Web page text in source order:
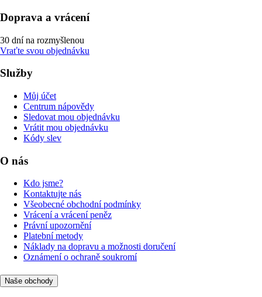
Doprava a vrácení
30 dní na rozmyšlenou
Vraťte svou objednávku
Služby
Můj účet
Centrum nápovědy
Sledovat mou objednávku
Vrátit mou objednávku
Kódy slev
O nás
Kdo jsme?
Kontaktujte nás
Všeobecné obchodní podmínky
Vrácení a vrácení peněz
Právní upozornění
Platební metody
Náklady na dopravu a možnosti doručení
Oznámení o ochraně soukromí
Naše obchody